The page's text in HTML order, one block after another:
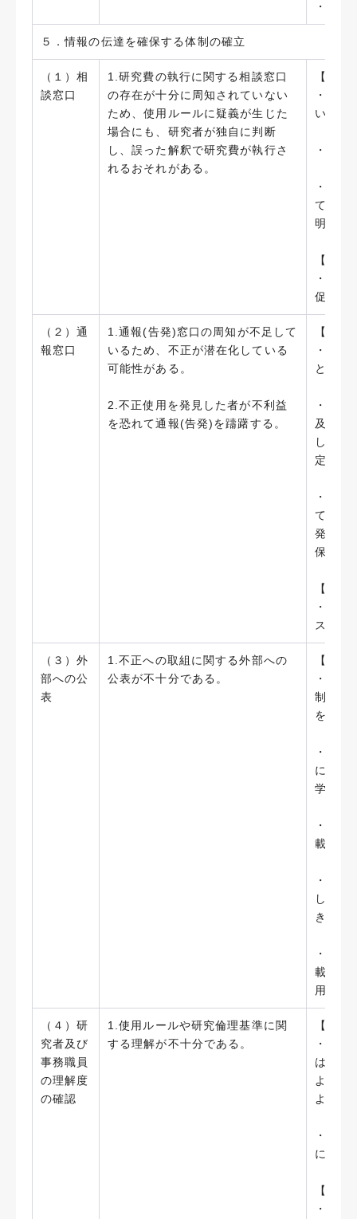
・謝
５．情報の伝達を確保する体制の確立
（１）相
談窓口
1.研究費の執行に関する相談窓口
の存在が十分に周知されていない
ため、使用ルールに疑義が生じた
場合にも、研究者が独自に判断
し、誤った解釈で研究費が執行さ
れるおそれがある。
【実施
・使
いよう
・相
・「
て、研
明記し
【今
・研
促進を
（２）通
報窓口
1.通報(告発)窓口の周知が不足して
いるため、不正が潜在化している
可能性がある。
2.不正使用を発見した者が不利益
を恐れて通報(告発)を躊躇する。
【実施
・研
とし、
・「
及び相
して、
定した
・「
て、通
発見し
保護に
【今
・定
スクの
（３）外
部への公
表
1.不正への取組に関する外部への
公表が不十分である。
【実施
・「
制定し
を学内
・ホ
に係る
学研究
・「
載した
・「
し、ホ
き等を
・「
載して
用につ
（４）研
究者及び
事務職員
の理解度
の確認
1.使用ルールや研究倫理基準に関
する理解が不十分である。
【実施
・公
は、説
より理
より理
・相
に盛り
【今
・相